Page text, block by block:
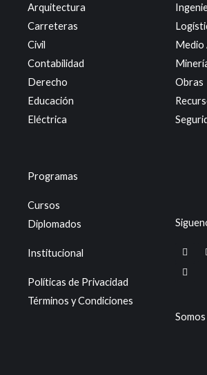
Arquitectura
Carreteras
Civil
Contabilidad
Derecho
Educación
Eléctrica
Medio
Obras
Programas
Cursos
Diplomados
Institucional
Políticas de Privacidad
Términos y Condiciones
F
a
c
e
k
T
i
k
t